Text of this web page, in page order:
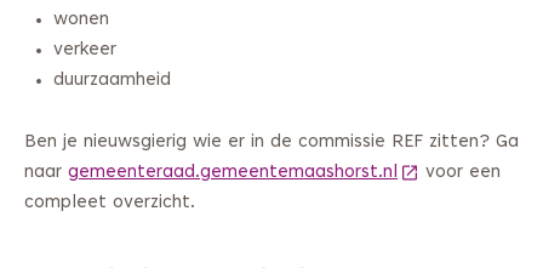
wonen
verkeer
duurzaamheid
Ben je nieuwsgierig wie er in de commissie REF zitten? Ga
naar gemeenteraad.gemeentemaashorst.nl (Deze link gaat
voor een
compleet overzicht.